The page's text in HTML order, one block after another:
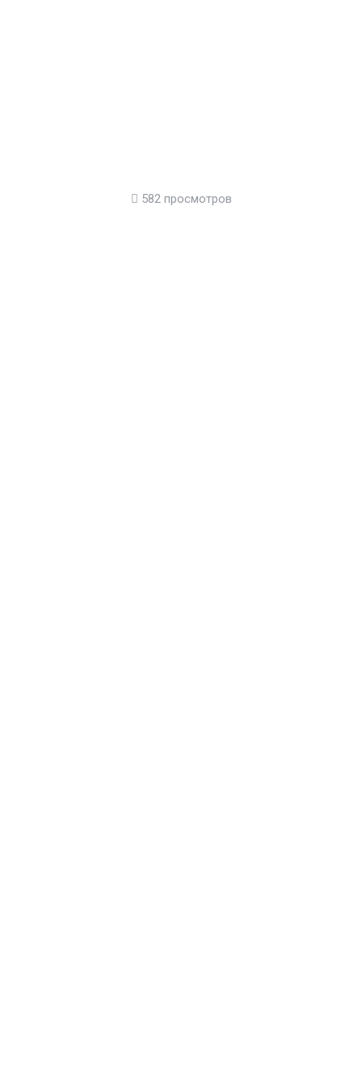
582 просмотров